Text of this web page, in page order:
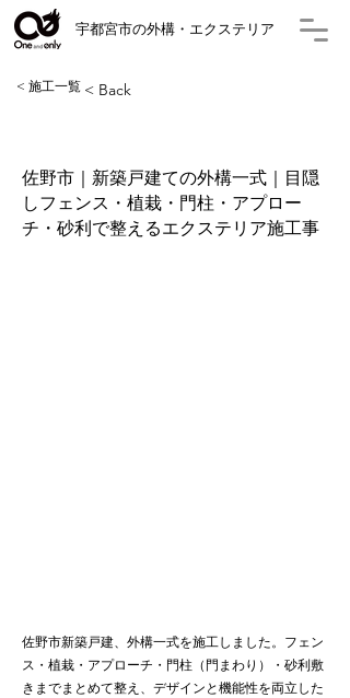
​宇都宮市の外構・エクステリア
< 施工一覧 < Back
佐野市｜新築戸建ての外構一式｜目隠
しフェンス・植栽・門柱・アプロー
チ・砂利で整えるエクステリア施工事
佐野市新築戸建、外構一式を施工しました。フェン
ス・植栽・アプローチ・門柱（門まわり）・砂利敷
きまでまとめて整え、デザインと機能性を両立した